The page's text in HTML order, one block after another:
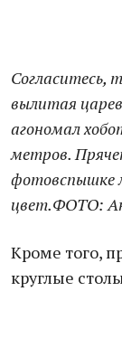
Согласитесь,
вылитая
агономал
метров.
фотовспышке
цвет.ФОТО:
Кроме того,
круглые